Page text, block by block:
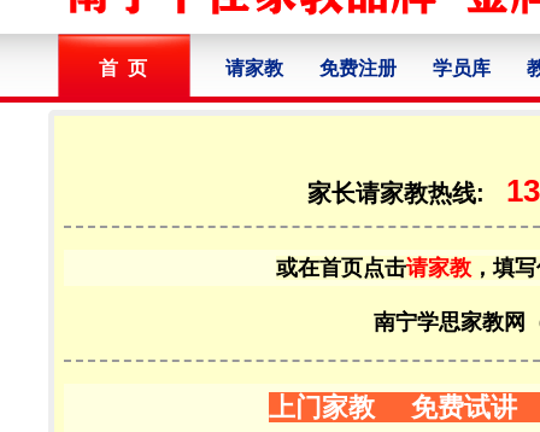
首 页 请家教 免费注册 学员库
家长请家教热线:
或在首页点击请家教 ，填
南宁学思家教网
上门家教 免费试讲